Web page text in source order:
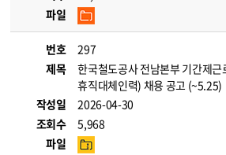
파일
번호
297
제목
한국철도공사 전남본부 기간제근
휴직대체인력) 채용 공고 (~5.25)
작성일
2026-04-30
조회수
5,968
파일